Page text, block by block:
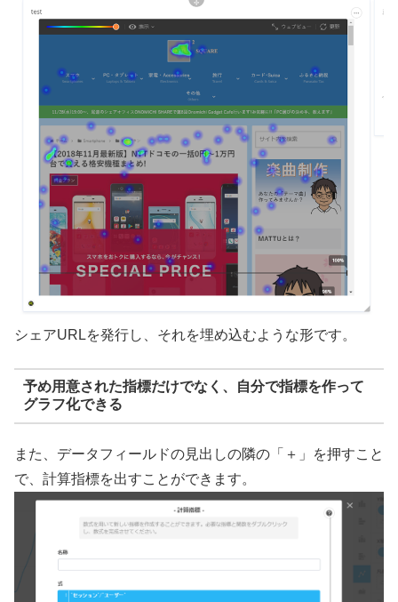
シェアURLを発行し、それを埋め込むような形です。
予め用意された指標だけでなく、自分で指標を作って
グラフ化できる
また、データフィールドの見出しの隣の「＋」を押すこと
で、計算指標を出すことができます。